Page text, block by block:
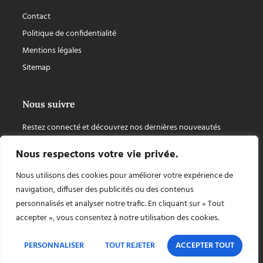
Nous respectons votre vie privée.
Nous utilisons des cookies pour améliorer votre expérience de
navigation, diffuser des publicités ou des contenus
personnalisés et analyser notre trafic. En cliquant sur « Tout
accepter », vous consentez à notre utilisation des cookies.
PERSONNALISER TOUT REJETER ACCEPTER TOUT
Contact
Politique de confidentialité
Mentions légales
Sitemap
Nous suivre
Restez connecté et découvrez nos dernières nouveautés
Copyright © 2026 Chapiteaux Cuellar, tout droit réservé, site internet créé par